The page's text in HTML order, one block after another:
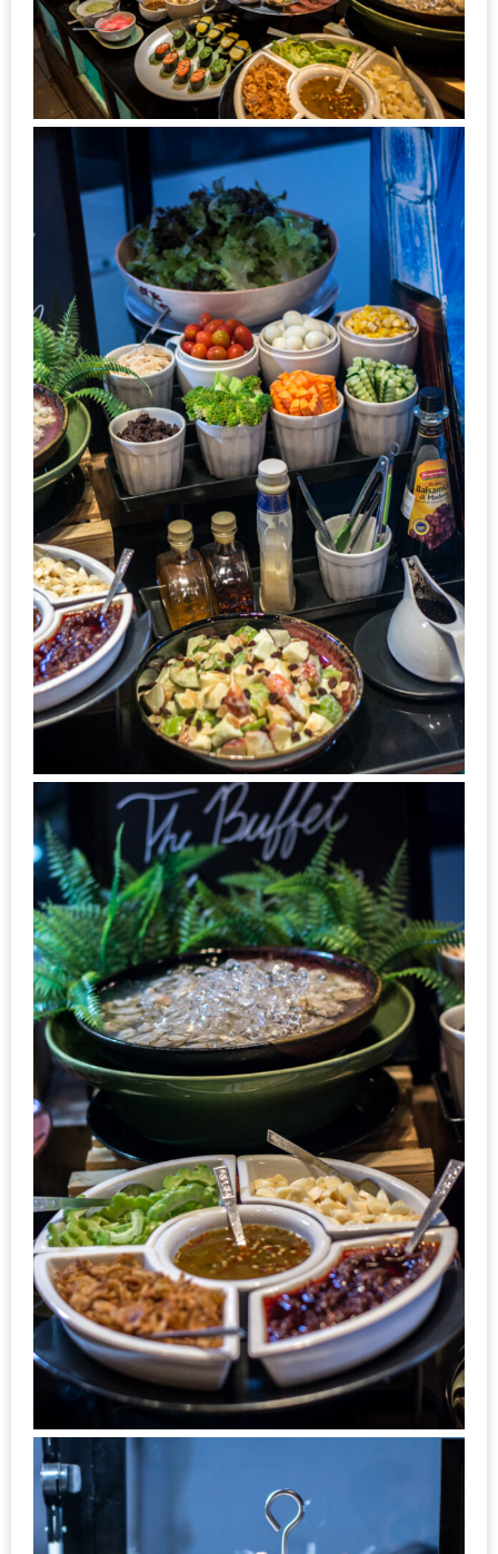
ที่สุด
ใน
โลก
กับ
ฮอ
เดย์
อินน์
เชียงใหม่
PANDA
TIME
ทำไม
เรา
ไม่
ทำ
อาหาร
ทาน
เอง?
SHOP
TOP
10
รีวิว
ร้าน
อาหาร
ที่
เข้า
ชม
มาก
ที่สุด
ประจำ
2557
กิจกรรม
ชิง
รางวัล
กับ
สมาชิก
ENEWS
น้า
ชวน